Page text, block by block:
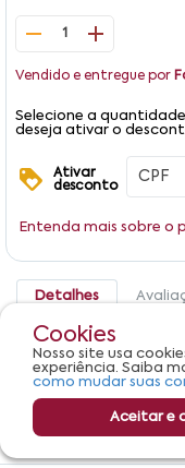
1
Vendido e entregue por
Selecione a
deseja ativar o
Ativar
desconto
Entenda mais sobre o
Detalhes
Produto não
Cookies
Nosso site usa
experiência. Saiba
como mudar suas